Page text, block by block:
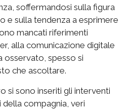
soffermandosi sulla figura
e sulla tendenza a esprimere
mancati riferimenti
alla comunicazione digitale
osservato, spesso si
che ascoltare.
si sono inseriti gli interventi
compagnia, veri